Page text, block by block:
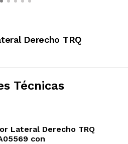
Derecho TRQ
Técnicas
Lateral Derecho TRQ
con